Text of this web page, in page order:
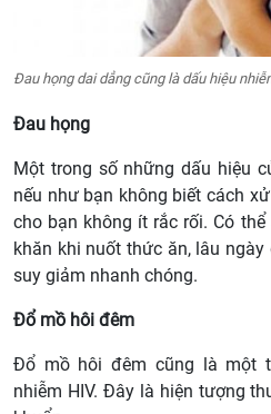
Đau họng dai dẳng cũng là dấu hiệu
Đau họng
Một trong số những dấu hiệu
nếu như bạn không biết cách
cho bạn không ít rắc rối. Có
khăn khi nuốt thức ăn, lâu
suy giảm nhanh chóng.
Đổ mồ hôi đêm
Đổ mồ hôi đêm cũng là một
nhiễm HIV. Đây là hiện tượng